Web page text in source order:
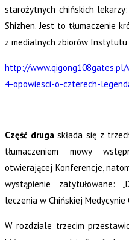
starożytnych chińskich
Shizhen. Jest to tłumaczenie
z medialnych zbiorów
http://
4-opowiesci-o-czterech-
Część druga składa się z
tłumaczeniem mowy
otwierającej Konferencje,
wystąpienie zatytułowane:
leczenia w Chińskiej Medycynie
W rozdziale trzecim